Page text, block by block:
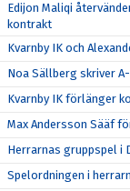
Edijon Maliqi
kontrakt
Kvarnby IK och
Noa Sällberg skriver
Kvarnby IK förlänger
Max Andersson Sääf
Herrarnas gruppspel i
Spelordningen i